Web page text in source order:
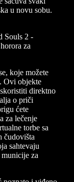
u novu sobu.
koje možete
Ovi objekte
direktno
o priči
ćete
za lečenje
torbe sa
čudovišta
sahtevaju
za